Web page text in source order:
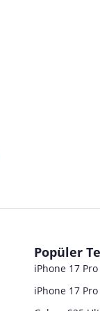
Popüler
iPhone 17
iPhone 17 Pro